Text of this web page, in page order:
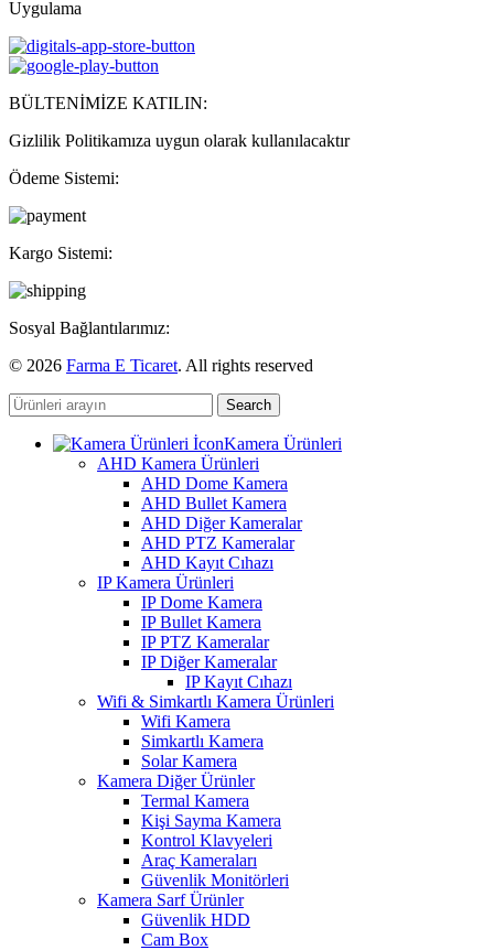
Uygulama
BÜLTENİMİZE KATILIN:
Gizlilik Politikamıza uygun olarak kullanılacaktır
Ödeme Sistemi:
Kargo Sistemi:
Sosyal Bağlantılarımız:
© 2026 Farma E Ticaret. All rights reserved
Search
Kamera Ürünleri
AHD Kamera Ürünleri
AHD Dome Kamera
AHD Bullet Kamera
AHD Diğer Kameralar
AHD PTZ Kameralar
AHD Kayıt Cıhazı
IP Kamera Ürünleri
IP Dome Kamera
IP Bullet Kamera
IP PTZ Kameralar
IP Diğer Kameralar
IP Kayıt Cıhazı
Wifi & Simkartlı Kamera Ürünleri
Wifi Kamera
Simkartlı Kamera
Solar Kamera
Kamera Diğer Ürünler
Termal Kamera
Kişi Sayma Kamera
Kontrol Klavyeleri
Araç Kameraları
Güvenlik Monitörleri
Kamera Sarf Ürünler
Güvenlik HDD
Cam Box